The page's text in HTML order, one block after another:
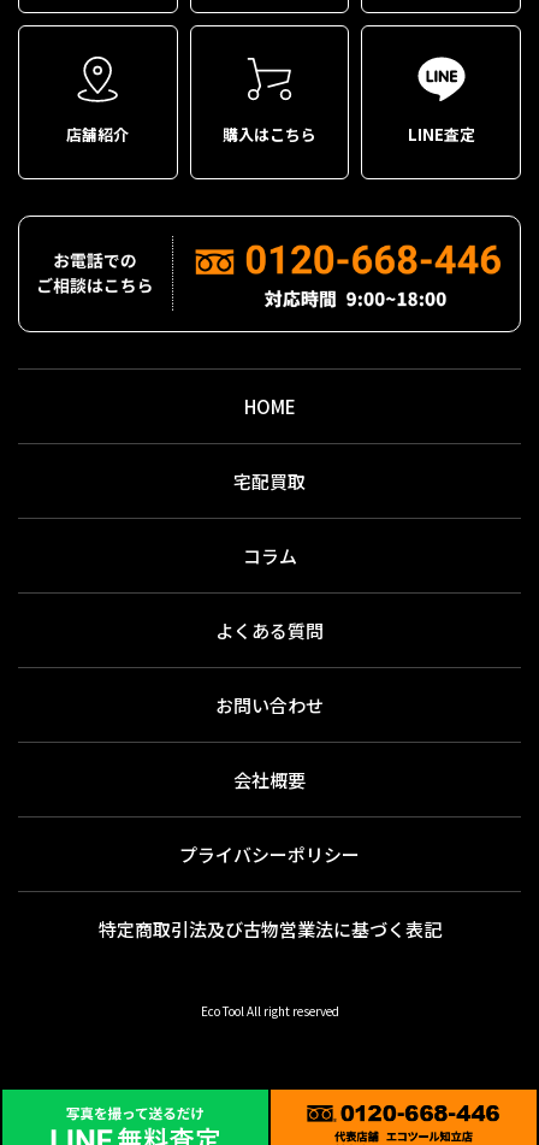
店舗紹介 購入はこちら LINE査定
HOME
宅配買取
コラム
よくある質問
お問い合わせ
会社概要
プライバシーポリシー
特定商取引法及び古物営業法に基づく表記
Eco Tool All right reserved